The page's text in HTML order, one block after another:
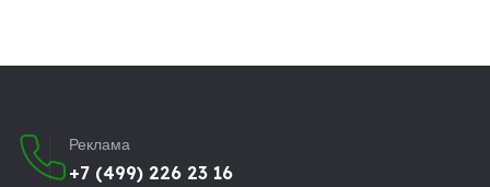
Реклама
+7 (499) 226 23 16